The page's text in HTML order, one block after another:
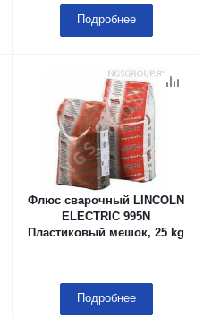
Подробнее
Флюс сварочный LINCOLN
ELECTRIC 995N
Пластиковый мешок, 25 kg
Подробнее